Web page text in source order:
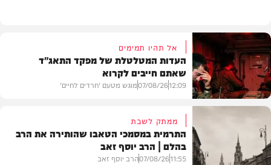
דעות
אל תהיו תמימים
העדות המטלטלת של מפקד התאג"ד
שאתם חייבים לקרוא
12:09
07/08/26מוגש מטעם 'חרדים לחיים'
ממתק לשבת
התרמית במסמכי הטאבו שהותירה את הרב
בהלם | הרב יוסף זאב
11:55
07/08/26הרב יוסף זאב